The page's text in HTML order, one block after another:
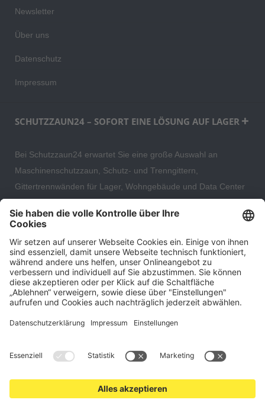
Newsletter
Über uns
Datenschutz
Impressum
SCHUTZZAUN24 – SOFORT EINE LÖSUNG AUF LAGER
Bei Schutzzaun24 erwartet Sie eine große Auswahl an
Maschinenschutzzaun, Schutz- und Trenngittern,
Gittertrennwänden für Lager, Wohngebäude und Data Center
hochwertige Gartenzäune und Zaunsysteme für die sichere
öffentlichen Grundstücken. Darüber hinaus finden Sie bei uns
Produkte der Betriebsausstattung, wie Absperrtechnik,
Transportgeräte, Verkehrssicherung sowie Bau- und
Eventsicherung.
Cookie-Einstellungen Über uns
freibleibend. Solange der Vorrat reicht.
© 2026 schutzzaun24.de